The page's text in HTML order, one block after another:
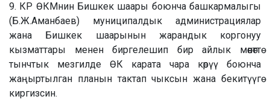
9. КР ӨКМнин Бишкек шаары боюнча башкармалыгы
(Б.Ж.Аманбаев) муниципалдык администрациялар
жана Бишкек шаарынын жарандык коргонуу
кызматтары менен биргелешип бир айлык мөөнөттө
тынчтык мезгилде ӨК карата чара көрүү боюнча
жаңыртылган планын тактап чыксын жана бекитүүгө
киргизсин.